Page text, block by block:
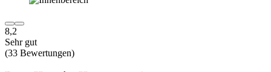
8,2
Sehr gut
(33 Bewertungen)